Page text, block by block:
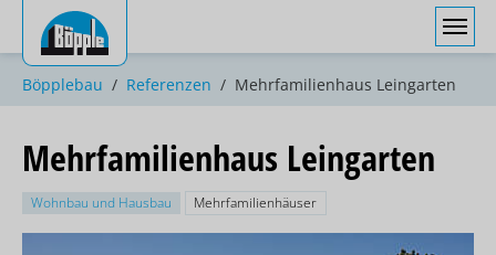
Sie sind hier:
Böpplebau Referenzen Mehrfamilienhaus Leingarten
Mehrfamilienhaus Leingarten
Wohnbau und Hausbau Mehrfamilienhäuser